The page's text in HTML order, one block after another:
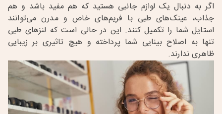
اگر به دنبال یک لوازم جانبی هستید که هم مفید باشد و هم
جذاب، عینک‌های طبی با فریم‌های خاص و مدرن می‌توانند
استایل شما را تکمیل کنند. این در حالی است که لنزهای طبی
تنها به اصلاح بینایی شما پرداخته و هیچ تاثیری بر زیبایی
ظاهری ندارند.